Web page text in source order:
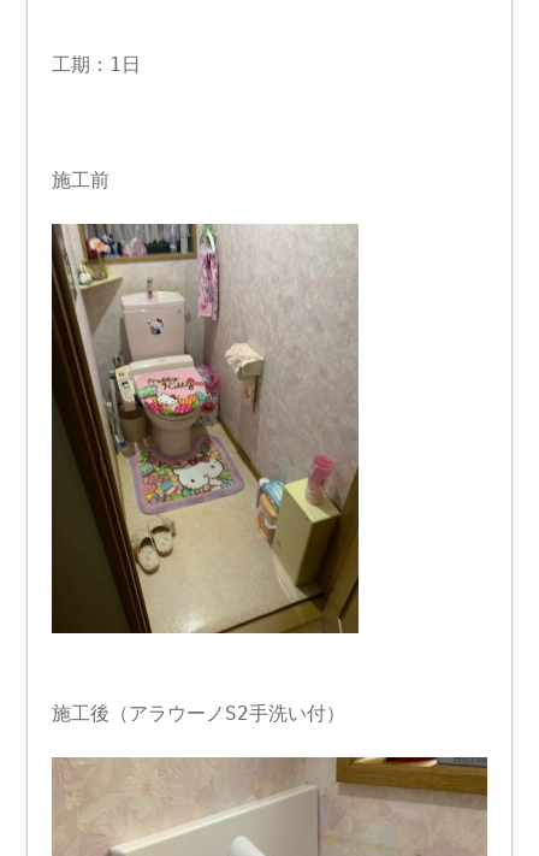
工期：1日
施工前
施工後（アラウーノS2手洗い付）